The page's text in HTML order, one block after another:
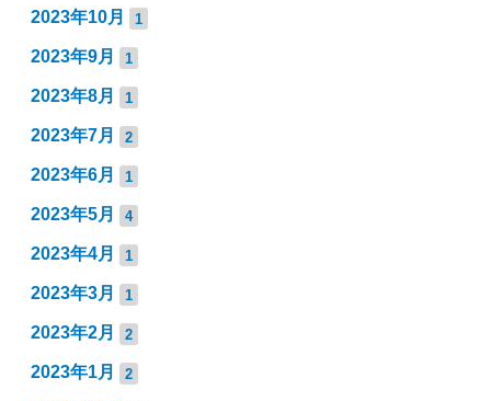
2023年10月 1
2023年9月 1
2023年8月 1
2023年7月 2
2023年6月 1
2023年5月 4
2023年4月 1
2023年3月 1
2023年2月 2
2023年1月 2